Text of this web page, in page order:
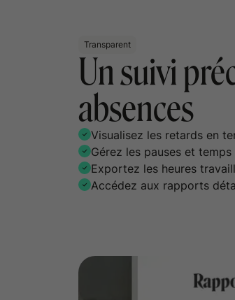
Transparent
Un suivi
absences
Visualisez les retards en
Gérez les pauses et
Exportez les heures
Accédez aux rapports